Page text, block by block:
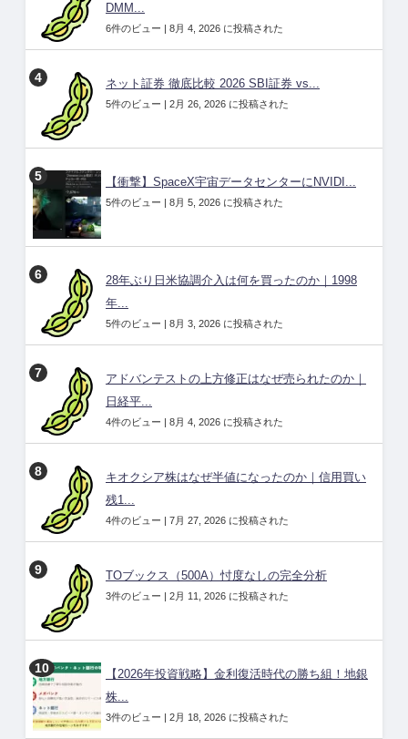
DMM...
6件のビュー | 8月 4, 2026 に投稿された
ネット証券 徹底比較 2026 SBI証券 vs...
5件のビュー | 2月 26, 2026 に投稿された
【衝撃】SpaceX宇宙データセンターにNVIDI...
5件のビュー | 8月 5, 2026 に投稿された
28年ぶり日米協調介入は何を買ったのか｜1998
年...
5件のビュー | 8月 3, 2026 に投稿された
アドバンテストの上方修正はなぜ売られたのか｜
日経平...
4件のビュー | 8月 4, 2026 に投稿された
キオクシア株はなぜ半値になったのか｜信用買い
残1...
4件のビュー | 7月 27, 2026 に投稿された
TOブックス（500A）忖度なしの完全分析
3件のビュー | 2月 11, 2026 に投稿された
【2026年投資戦略】金利復活時代の勝ち組！地銀
株...
3件のビュー | 2月 18, 2026 に投稿された